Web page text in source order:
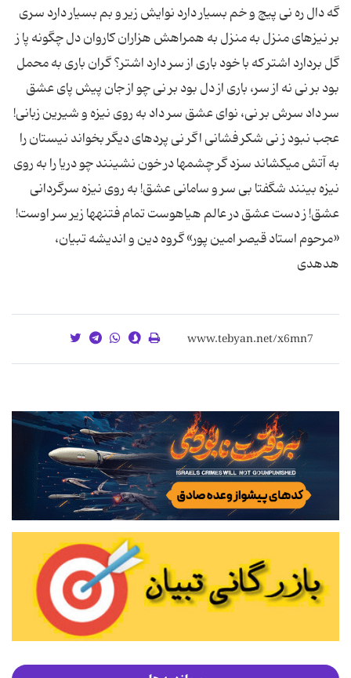
گه دال ره نی پیچ و خم بسیار دارد نوایش زیر و بم بسیار دارد سری
بر نیزه‎ای منزل به منزل به همراهش هزاران کاروان دل چگونه پا ز
گل بردارد اشتر که با خود باری از سر دارد اشتر؟ گران باری به محمل
بود بر نی نه از سر، باری از دل بود بر نی چو از جان پیش پای عشق
سر داد سرش بر نی، نوای عشق سر داد به روی نیزه و شیرین زبانی!
عجب نبود ز نی شکر فشانی اگر نی پرده‎ای دیگر بخواند نیستان را
به آتش می‎کشاند سزد گر چشم‎ها در خون نشینند چو دریا را به روی
نیزه بینند شگفتا بی سر و سامانی عشق! به روی نیزه سرگردانی
عشق! ز دست عشق در عالم هیاهوست تمام فتنه‎ها زیر سر اوست!
«مرحوم استاد قیصر امین پور» گروه دین و اندیشه تبیان،
هدهدی